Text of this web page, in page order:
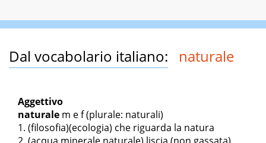
Dal vocabolario italiano: naturale
Aggettivo
naturale m ef(plurale: naturali)
(filosofia)(ecologia) che riguarda la natura